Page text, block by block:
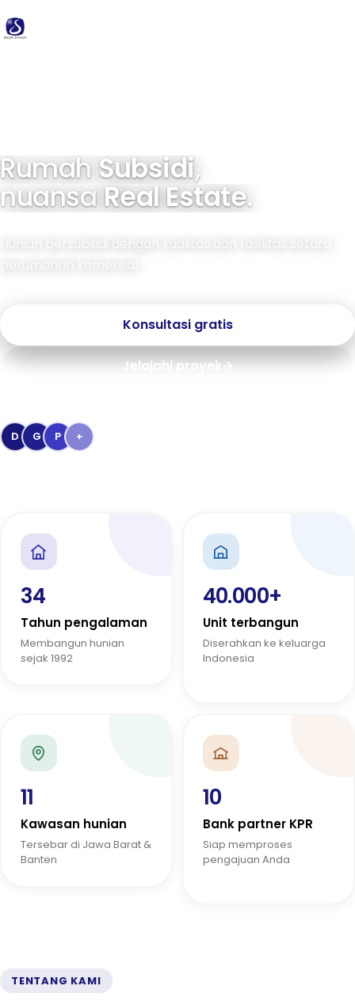
RumahSubsidi,
nuansaReal Estate.
Hunian bersubsidi dengan kualitas dan fasilitas setara
Konsultasi gratis
Jelajahi proyek→
D G P +
34
Tahun pengalaman
Membangun hunian
sejak 1992
40.000+
Unit terbangun
Diserahkan ke keluarga
Indonesia
11
Kawasan hunian
Tersebar di Jawa Barat &
Banten
10
Bank partner KPR
Siap memproses
pengajuan Anda
TENTANG KAMI